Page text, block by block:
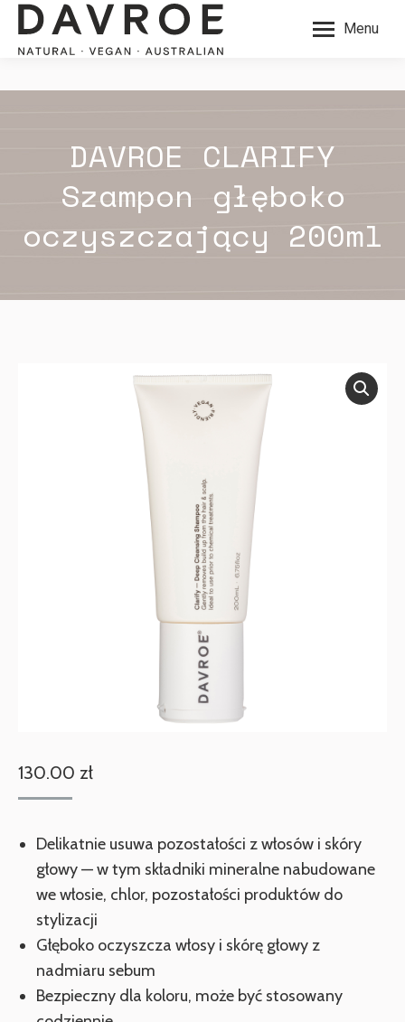
Menu
DAVROE CLARIFY
Szampon głęboko
oczyszczający 200ml
130.00 zł
Delikatnie usuwa pozostałości z włosów i skóry
głowy — w tym składniki mineralne nabudowane
we włosie, chlor, pozostałości produktów do
stylizacji
Głęboko oczyszcza włosy i skórę głowy z
nadmiaru sebum
Bezpieczny dla koloru, może być stosowany